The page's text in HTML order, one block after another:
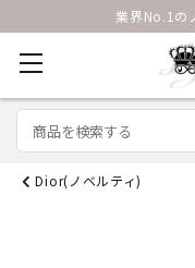
業界No.1の
Dior(ノベルティ)